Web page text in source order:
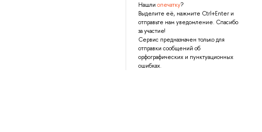
Нашли опечатку?
Выделите её, нажмите Ctrl+Enter и
отправьте нам уведомление. Спасибо
за участие!
Сервис предназначен только для
отправки сообщений об
орфографических и пунктуационных
ошибках.